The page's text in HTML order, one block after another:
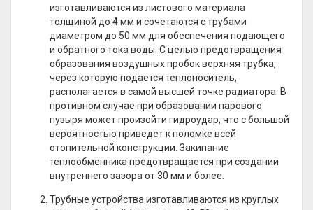
изготавливаются из листового материала
толщиной до 4 мм и сочетаются с трубами
диаметром до 50 мм для обеспечения подающего
и обратного тока воды. С целью предотвращения
образования воздушных пробок верхняя трубка,
через которую подается теплоноситель,
располагается в самой высшей точке радиатора. В
противном случае при образовании парового
пузыря может произойти гидроудар, что с большой
вероятностью приведет к поломке всей
отопительной конструкции. Закипание
теплообменника предотвращается при создании
внутреннего зазора от 30 мм и более.
Трубные устройства изготавливаются из круглых